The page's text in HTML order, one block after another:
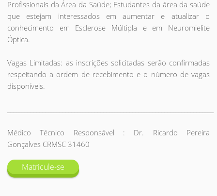
Profissionais da Área da Saúde; Estudantes da área da saúde
que estejam interessados em aumentar e atualizar o
conhecimento em Esclerose Múltipla e em Neuromielite
Óptica.
Vagas Limitadas: as inscrições solicitadas serão confirmadas
respeitando a ordem de recebimento e o número de vagas
disponíveis.
Médico Técnico Responsável : Dr. Ricardo Pereira
Gonçalves CRMSC 31460
Matricule-se